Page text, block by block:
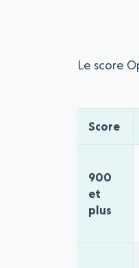
Le score
Score
900
et
plus